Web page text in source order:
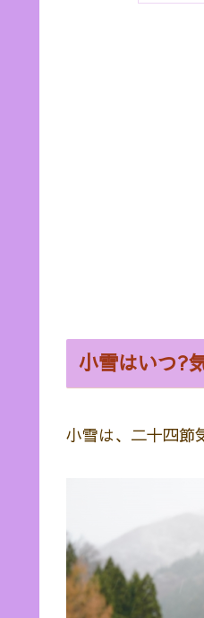
小雪はいつ?
小雪は、二十四節